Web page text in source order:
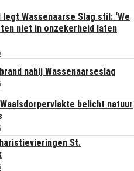
Wassenaarse Slag stil: ‘We
niet in onzekerheid laten
nabij Wassenaarseslag
belicht natuur
St.